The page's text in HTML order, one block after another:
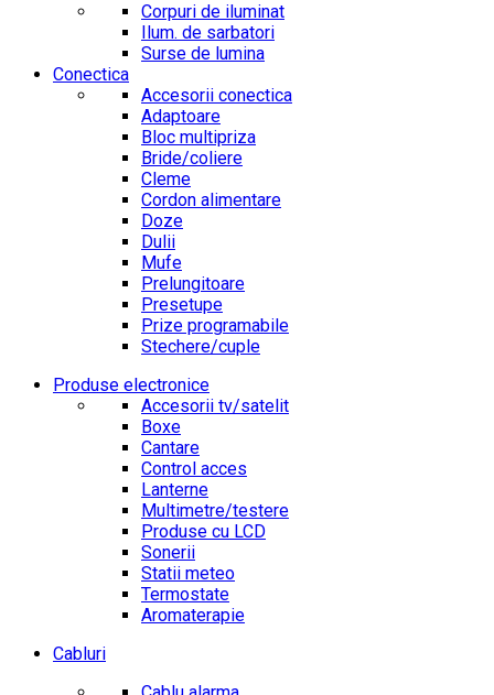
Corpuri de iluminat
Ilum. de sarbatori
Surse de lumina
Conectica
Accesorii conectica
Adaptoare
Bloc multipriza
Bride/coliere
Cleme
Cordon alimentare
Doze
Dulii
Mufe
Prelungitoare
Presetupe
Prize programabile
Stechere/cuple
Produse electronice
Accesorii tv/satelit
Boxe
Cantare
Control acces
Lanterne
Multimetre/testere
Produse cu LCD
Sonerii
Statii meteo
Termostate
Aromaterapie
Cabluri